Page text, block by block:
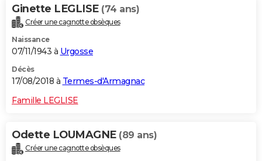
Ginette LEGLISE (74 ans)
Créer une cagnotte obsèques
Naissance
07/11/1943 à Urgosse
Décès
17/08/2018 à Termes-d'Armagnac
Famille LEGLISE
Odette LOUMAGNE (89 ans)
Créer une cagnotte obsèques